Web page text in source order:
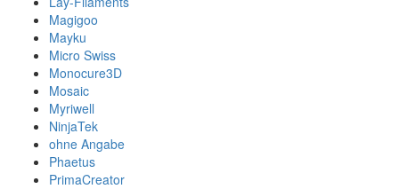
Magigoo
Mayku
Micro Swiss
Monocure3D
Mosaic
Myriwell
NinjaTek
ohne Angabe
Phaetus
PrimaCreator